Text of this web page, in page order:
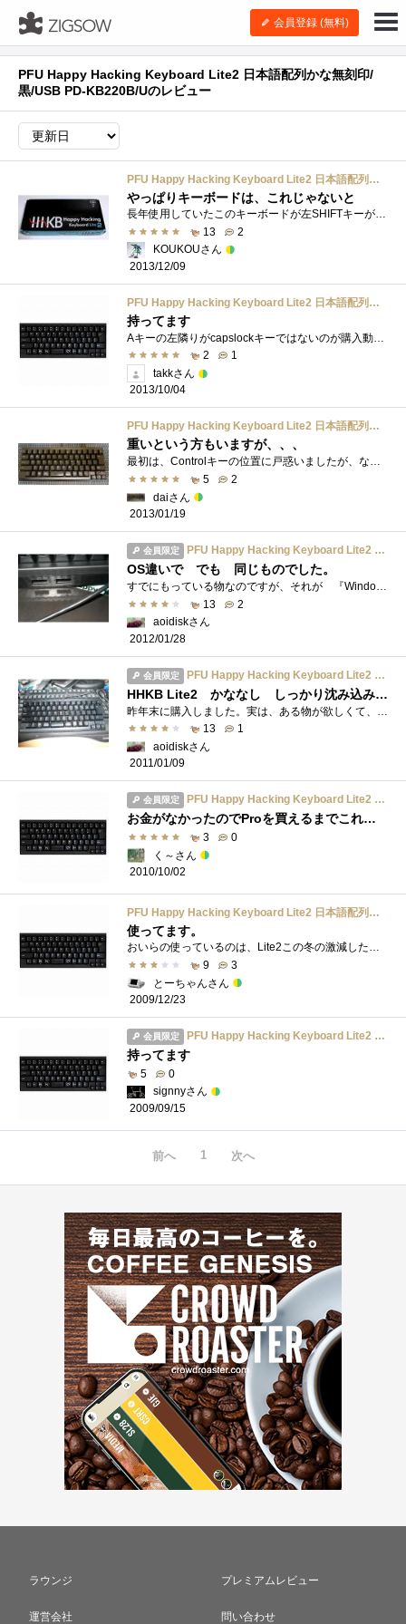
会員登録 (無料)
PFU Happy Hacking Keyboard Lite2 日本語配列かな無刻印/
黒/USB PD-KB220B/Uのレビュー
PFU Happy Hacking Keyboard Lite2 日本語配列かな無刻印/黒/USB PD-KB220B/U
やっぱりキーボードは、これじゃないと
長年使用していたこのキーボードが左SHIFTキーが使えなくなり、またこのキーボードを買ってしましました。このキーボードを好んで使っているの...
13
2
KOUKOUさん
2013/12/09
PFU Happy Hacking Keyboard Lite2 日本語配列かな無刻印/黒/USB PD-KB220B/U
持ってます
2
1
takkさん
2013/10/04
PFU Happy Hacking Keyboard Lite2 日本語配列かな無刻印/黒/USB PD-KB220B/U
重いという方もいますが、、、
最初は、Controlキーの位置に戸惑いましたが、なれれば非常に使いよいです。ショートカットを頻繁に使うので、これでないとダメになってしまっ�...
5
2
daiさん
2013/01/19
会員限定 PFU Happy Hacking Keyboard Lite2 日本語配列かな無刻印/黒/USB PD-KB220B/U
OS違いで でも 同じものでした。
すでにもっている物なのですが、それが 『Windows ７ 』対応で、でしたので、それ以前の物として、これ、『Windows Vista』対応版です。中身は�...
13
2
aoidiskさん
2012/01/28
会員限定 PFU Happy Hacking Keyboard Lite2 日本語配列かな無刻印/黒/USB PD-KB220B/U
HHKB Lite2 かななし しっかり沈み込みますコンパクト
13
1
aoidiskさん
2011/01/09
会員限定 PFU Happy Hacking Keyboard Lite2 日本語配列かな無刻印/黒/USB PD-KB220B/U
お金がなかったのでProを買えるまでこれで我慢してました。
3
0
く～さん
2010/10/02
PFU Happy Hacking Keyboard Lite2 日本語配列かな無刻印/黒/USB PD-KB220B/U
使ってます。
おいらの使っているのは、Lite2この冬の激減したボーナス（それでも出るだけましか）でProを思い切って購入したいんだけどなー
9
3
とーちゃんさん
2009/12/23
会員限定 PFU Happy Hacking Keyboard Lite2 日本語配列かな無刻印/黒/USB PD-KB220B/U
持ってます
5
0
signnyさん
2009/09/15
前へ 1 次へ
ラウンジ プレミアムレビュー
運営会社 問い合わせ